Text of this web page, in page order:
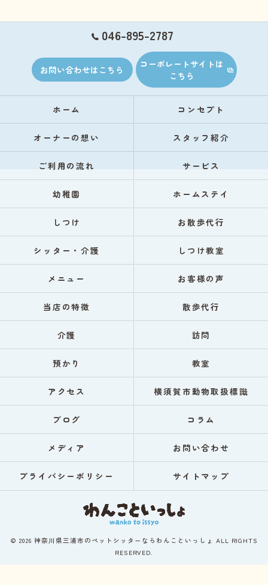
046-895-2787
お問い合わせはこちら
コーポレートサイトは
こちら
ホーム コンセプト
オーナーの想い スタッフ紹介
ご利用の流れ サービス
幼稚園 ホームステイ
しつけ お散歩代行
シッター・介護 しつけ教室
メニュー お客様の声
当店の特徴 散歩代行
介護 訪問
預かり 教室
アクセス 横須賀市動物取扱標識
ブログ コラム
メディア お問い合わせ
プライバシーポリシー サイトマップ
© 2026 神奈川県三浦市のペットシッターならわんこといっしょ ALL RIGHTS
RESERVED.